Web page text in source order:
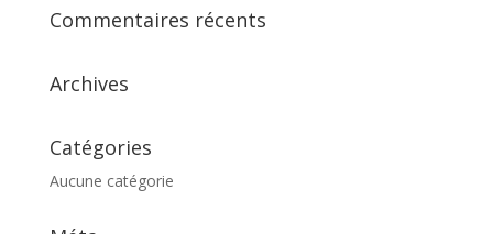
Commentaires récents
Archives
Catégories
Aucune catégorie